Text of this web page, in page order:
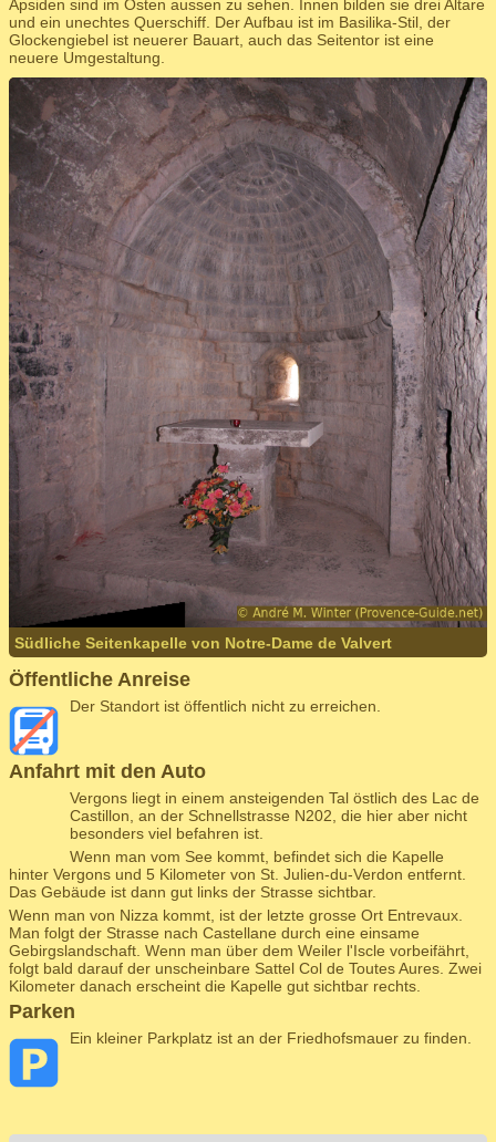
Apsiden sind im Osten aussen zu sehen. Innen bilden sie drei Altare
und ein unechtes Querschiff. Der Aufbau ist im Basilika-Stil, der
Glockengiebel ist neuerer Bauart, auch das Seitentor ist eine
neuere Umgestaltung.
Südliche Seitenkapelle von Notre-Dame de Valvert
Öffentliche Anreise
Der Standort ist öffentlich nicht zu erreichen.
Anfahrt mit den Auto
Vergons liegt in einem ansteigenden Tal östlich des Lac de
Castillon, an der Schnellstrasse N202, die hier aber nicht
besonders viel befahren ist.
Wenn man vom See kommt, befindet sich die Kapelle
hinter Vergons und 5 Kilometer von St. Julien-du-Verdon entfernt.
Das Gebäude ist dann gut links der Strasse sichtbar.
Wenn man von Nizza kommt, ist der letzte grosse Ort Entrevaux.
Man folgt der Strasse nach Castellane durch eine einsame
Gebirgslandschaft. Wenn man über dem Weiler l'Iscle vorbeifährt,
folgt bald darauf der unscheinbare Sattel Col de Toutes Aures. Zwei
Kilometer danach erscheint die Kapelle gut sichtbar rechts.
Parken
Ein kleiner Parkplatz ist an der Friedhofsmauer zu finden.